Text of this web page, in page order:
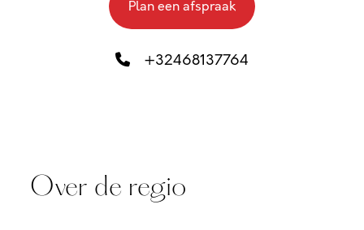
Plan een afspraak
+32468137764
Over de regio